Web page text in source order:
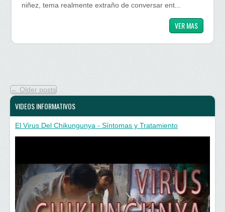
niñez, tema realmente extraño de conversar ent...
VER MAS
← Older posts
VIDEOS INFORMATIVOS
El Virus Del Chikungunya - Síntomas y Tratamiento